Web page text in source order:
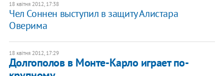
18 квітня 2012, 17:38
​Чел Соннен выступил в защиту Алистара
Оверима
18 квітня 2012, 17:29
Долгополов в Монте-Карло играет по-